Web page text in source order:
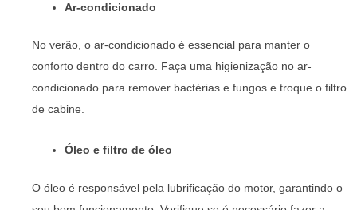
Ar-condicionado
No verão, o ar-condicionado é essencial para manter o
conforto dentro do carro. Faça uma higienização no ar-
condicionado para remover bactérias e fungos e troque o filtro
de cabine.
Óleo e filtro de óleo
O óleo é responsável pela lubrificação do motor, garantindo o